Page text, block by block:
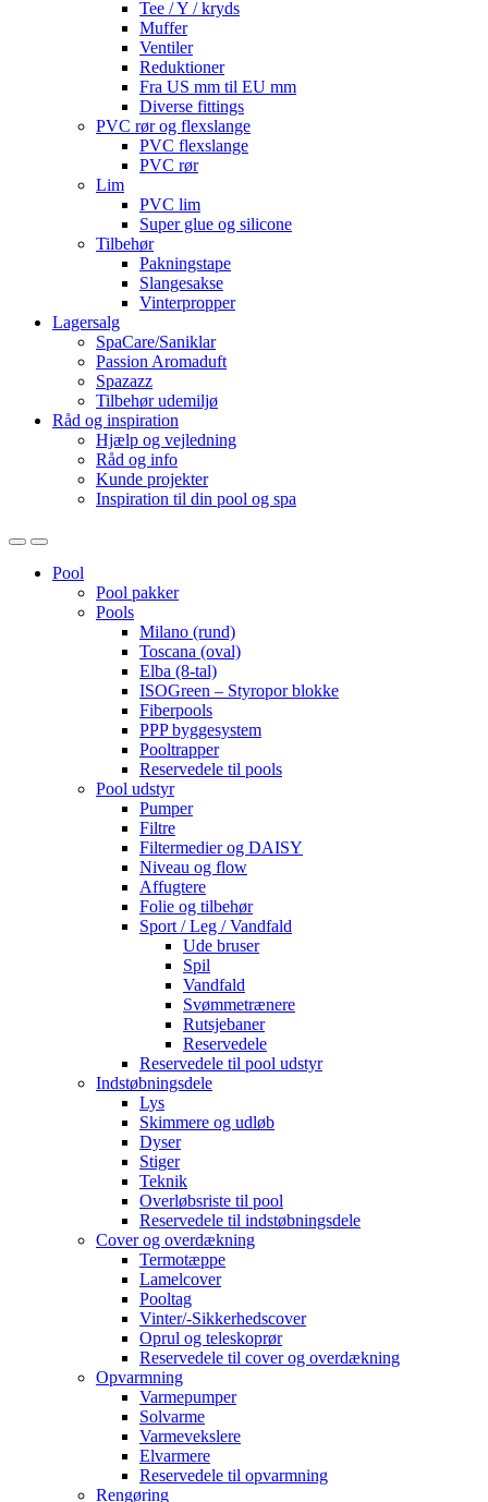
Tee / Y / kryds
Muffer
Ventiler
Reduktioner
Fra US mm til EU mm
Diverse fittings
PVC rør og flexslange
PVC flexslange
PVC rør
Lim
PVC lim
Super glue og silicone
Tilbehør
Pakningstape
Slangesakse
Vinterpropper
Lagersalg
SpaCare/Saniklar
Passion Aromaduft
Spazazz
Tilbehør udemiljø
Råd og inspiration
Hjælp og vejledning
Råd og info
Kunde projekter
Inspiration til din pool og spa
OpenClose
Pool
Pool pakker
Pools
Milano (rund)
Toscana (oval)
Elba (8-tal)
ISOGreen – Styropor blokke
Fiberpools
PPP byggesystem
Pooltrapper
Reservedele til pools
Pool udstyr
Pumper
Filtre
Filtermedier og DAISY
Niveau og flow
Affugtere
Folie og tilbehør
Sport / Leg / Vandfald
Ude bruser
Spil
Vandfald
Svømmetrænere
Rutsjebaner
Reservedele
Reservedele til pool udstyr
Indstøbningsdele
Lys
Skimmere og udløb
Dyser
Stiger
Teknik
Overløbsriste til pool
Reservedele til indstøbningsdele
Cover og overdækning
Termotæppe
Lamelcover
Pooltag
Vinter/-Sikkerhedscover
Oprul og teleskoprør
Reservedele til cover og overdækning
Opvarmning
Varmepumper
Solvarme
Varmevekslere
Elvarmere
Reservedele til opvarmning
Rengøring